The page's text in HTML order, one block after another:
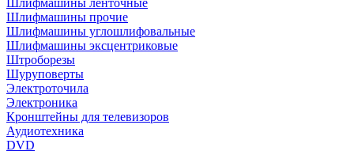
Шлифмашины ленточные
Шлифмашины прочие
Шлифмашины углошлифовальные
Шлифмашины эксцентриковые
Штроборезы
Шуруповерты
Электроточила
Электроника
Кронштейны для телевизоров
Аудиотехника
DVD